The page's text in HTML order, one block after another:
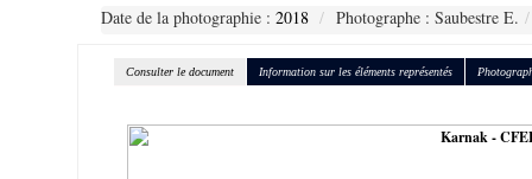
Date de la photographie : 2018 Photographe : Saubestre E.
Consulter le document Information sur les éléments représentés